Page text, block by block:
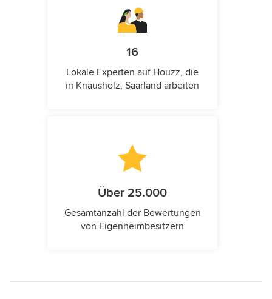
16
Lokale Experten auf Houzz, die
in Knausholz, Saarland arbeiten
Über 25.000
Gesamtanzahl der Bewertungen
von Eigenheimbesitzern